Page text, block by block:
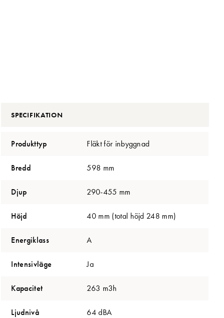
SPECIFIKATION
Produkttyp Fläkt för inbyggnad
Bredd 598 mm
Djup 290-455 mm
Höjd 40 mm (total höjd 248 mm)
Energiklass A
Intensivläge Ja
Kapacitet 263 m3h
Ljudnivå 64 dBA